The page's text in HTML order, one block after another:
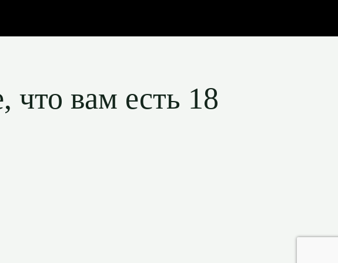
что вам есть 18